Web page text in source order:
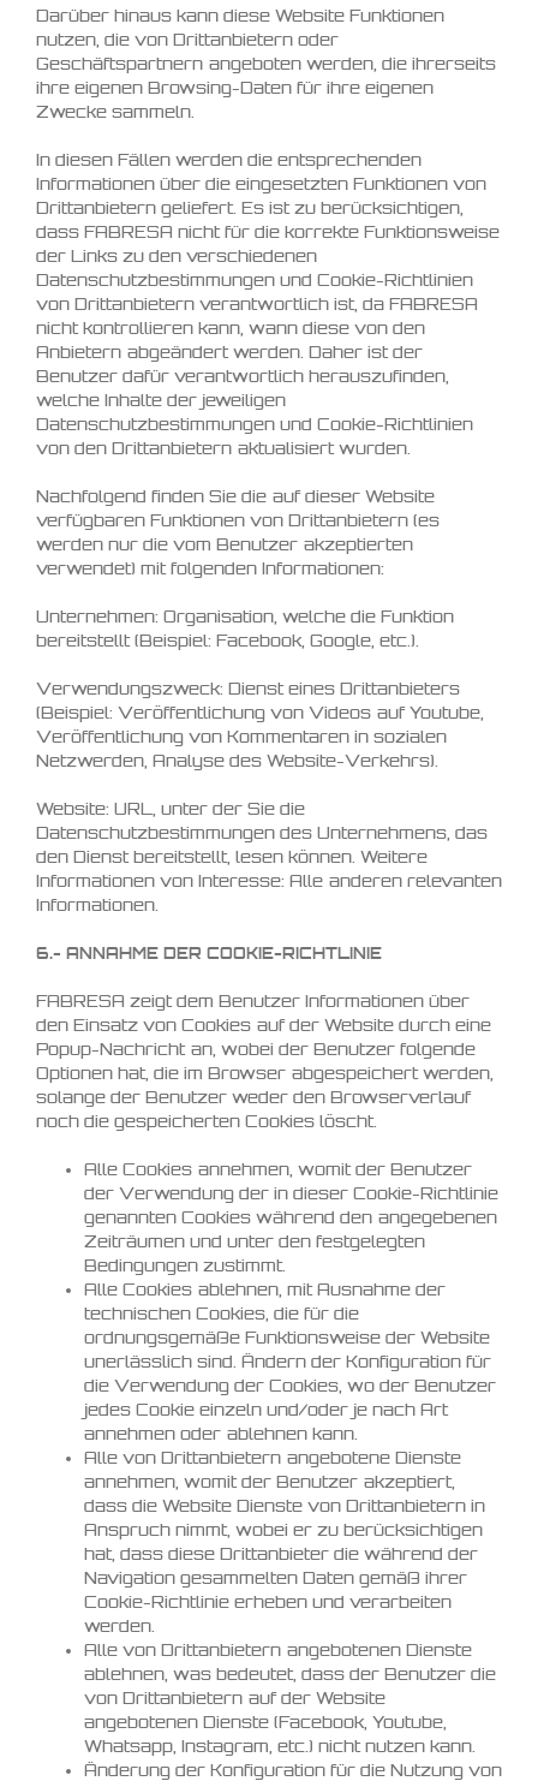
Darüber hinaus kann diese Website Funktionen
nutzen, die von Drittanbietern oder
Geschäftspartnern angeboten werden, die ihrerseits
ihre eigenen Browsing-Daten für ihre eigenen
Zwecke sammeln.
In diesen Fällen werden die entsprechenden
Informationen über die eingesetzten Funktionen von
Drittanbietern geliefert. Es ist zu berücksichtigen,
dass FABRESA nicht für die korrekte Funktionsweise
der Links zu den verschiedenen
Datenschutzbestimmungen und Cookie-Richtlinien
von Drittanbietern verantwortlich ist, da FABRESA
nicht kontrollieren kann, wann diese von den
Anbietern abgeändert werden. Daher ist der
Benutzer dafür verantwortlich herauszufinden,
welche Inhalte der jeweiligen
Datenschutzbestimmungen und Cookie-Richtlinien
von den Drittanbietern aktualisiert wurden.
Nachfolgend finden Sie die auf dieser Website
verfügbaren Funktionen von Drittanbietern (es
werden nur die vom Benutzer akzeptierten
verwendet) mit folgenden Informationen:
Unternehmen: Organisation, welche die Funktion
bereitstellt (Beispiel: Facebook, Google, etc.).
Verwendungszweck: Dienst eines Drittanbieters
(Beispiel: Veröffentlichung von Videos auf Youtube,
Veröffentlichung von Kommentaren in sozialen
Netzwerden, Analyse des Website-Verkehrs).
Website: URL, unter der Sie die
Datenschutzbestimmungen des Unternehmens, das
den Dienst bereitstellt, lesen können. Weitere
Informationen von Interesse: Alle anderen relevanten
Informationen.
6.- ANNAHME DER COOKIE-RICHTLINIE
FABRESA zeigt dem Benutzer Informationen über
den Einsatz von Cookies auf der Website durch eine
Popup-Nachricht an, wobei der Benutzer folgende
Optionen hat, die im Browser abgespeichert werden,
solange der Benutzer weder den Browserverlauf
noch die gespeicherten Cookies löscht.
Alle Cookies annehmen, womit der Benutzer
der Verwendung der in dieser Cookie-Richtlinie
genannten Cookies während den angegebenen
Zeiträumen und unter den festgelegten
Bedingungen zustimmt.
Alle Cookies ablehnen, mit Ausnahme der
technischen Cookies, die für die
ordnungsgemäße Funktionsweise der Website
unerlässlich sind. Ändern der Konfiguration für
die Verwendung der Cookies, wo der Benutzer
jedes Cookie einzeln und/oder je nach Art
annehmen oder ablehnen kann.
Alle von Drittanbietern angebotene Dienste
annehmen, womit der Benutzer akzeptiert,
dass die Website Dienste von Drittanbietern in
Anspruch nimmt, wobei er zu berücksichtigen
hat, dass diese Drittanbieter die während der
Navigation gesammelten Daten gemäß ihrer
Cookie-Richtlinie erheben und verarbeiten
werden.
Alle von Drittanbietern angebotenen Dienste
ablehnen, was bedeutet, dass der Benutzer die
von Drittanbietern auf der Website
angebotenen Dienste (Facebook, Youtube,
Whatsapp, Instagram, etc.) nicht nutzen kann.
Änderung der Konfiguration für die Nutzung von